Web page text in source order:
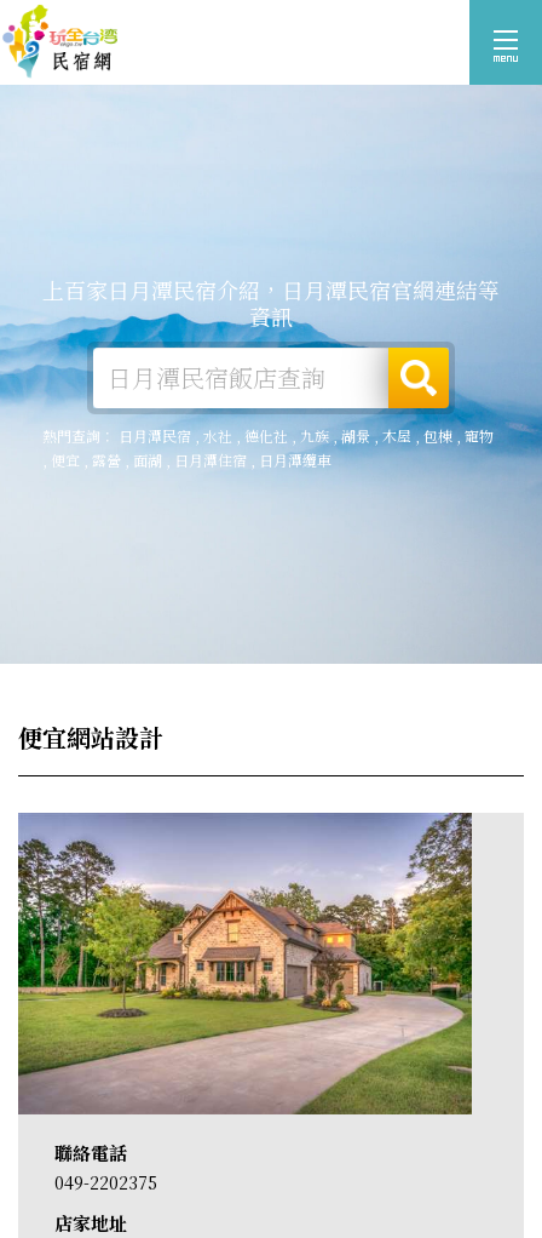
上百家日月潭民宿介紹，日月潭民宿官網連結等
資訊
熱門查詢： 日月潭民宿 水社 德化社 九族 , 湖景 木屋,包棟, 寵物
便宜 露營 面湖 日月潭住宿 日月潭纜車
便宜網站設計
聯絡電話
049-2202375
店家地址